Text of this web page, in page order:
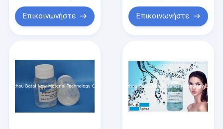
Επικοινωνήστε Επικοινωνήστε